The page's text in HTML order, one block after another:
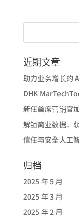
近期文章
助力业务增长的
DHK
新任首席营销官
解锁商业数据，
信任与安全人工
归档
2025 年 5 月
2025 年 3 月
2025 年 2 月